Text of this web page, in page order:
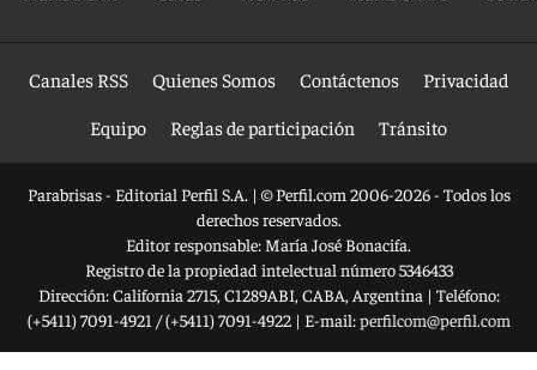
Canales RSS Quienes Somos Contáctenos
Privacidad
Equipo
Reglas de participación Tránsito
Parabrisas - Editorial Perfil S.A. | © Perfil.com 2006-2026 - Todos los
derechos reservados.
Editor responsable: María José Bonacifa.
Registro de la propiedad intelectual número 5346433
Dirección:California 2715, C1289ABI, CABA, Argentina | Teléfono:
(+5411) 7091-4921 /(+5411) 7091-4922| E-mail:perfilcom@perfil.com